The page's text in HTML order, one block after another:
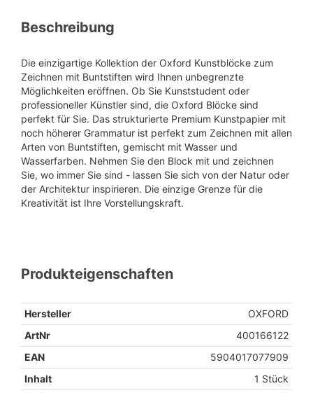
Beschreibung
Die einzigartige Kollektion der Oxford Kunstblöcke zum
Zeichnen mit Buntstiften wird Ihnen unbegrenzte
Möglichkeiten eröffnen. Ob Sie Kunststudent oder
professioneller Künstler sind, die Oxford Blöcke sind
perfekt für Sie. Das strukturierte Premium Kunstpapier mit
noch höherer Grammatur ist perfekt zum Zeichnen mit allen
Arten von Buntstiften, gemischt mit Wasser und
Wasserfarben. Nehmen Sie den Block mit und zeichnen
Sie, wo immer Sie sind - lassen Sie sich von der Natur oder
der Architektur inspirieren. Die einzige Grenze für die
Kreativität ist Ihre Vorstellungskraft.
Produkteigenschaften
Hersteller
OXFORD
ArtNr
400166122
EAN
5904017077909
Inhalt
1 Stück